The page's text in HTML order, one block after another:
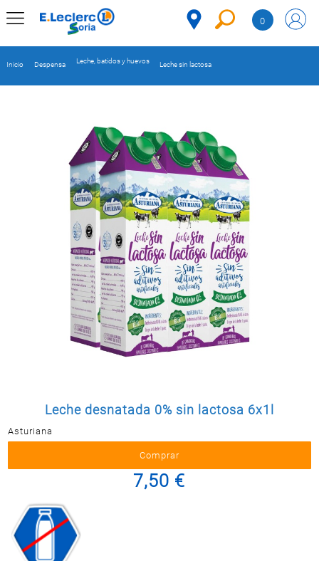
Postal
0
CORPORATIVO
MERCADO
BAZAR
ELECTRO
Inicio Despensa Leche, batidos y huevos Leche sin lactosa
Leche desnatada 0% sin lactosa 6x1l
Asturiana
7,50 €